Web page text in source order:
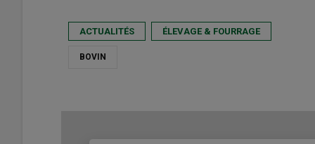
ACTUALITÉS ÉLEVAGE & FOURRAGE
BOVIN